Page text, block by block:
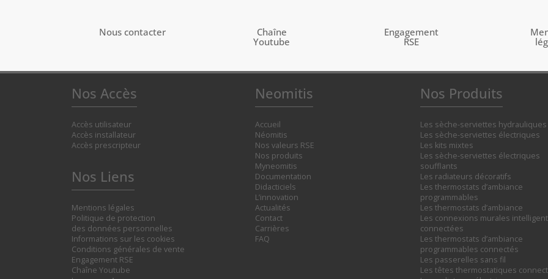
Nous contacter
Chaîne
Youtube
Engagement
RSE
Nos Accès
Accès utilisateur
Accès installateur
Accès prescripteur
Nos Liens
Mentions légales
Politique de protection
des données personnelles
Informations sur les cookies
Conditions générales de vente
Engagement RSE
Chaîne Youtube
Neomitis
Accueil
Néomitis
Nos valeurs RSE
Nos produits
Myneomitis
Documentation
Didacticiels
L’innovation
Actualités
Contact
Carrières
FAQ
Nos Produits
Les sèche-serviettes hydrauliques
Les sèche-serviettes électriques
Les kits mixtes
Les sèche-serviettes électriques
soufflants
Les radiateurs décoratifs
Les thermostats d’ambiance
programmables
Les thermostats d’ambiance
Les connexions murales
connectées
Les thermostats d’ambiance
programmables connectés
Les passerelles sans fil
Les têtes thermostatiques